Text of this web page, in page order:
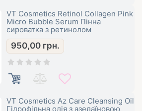
VT Cosmetics Retinol Collagen Pink
Micro Bubble Serum Пінна
сироватка з ретинолом
950,00 грн.
VT Cosmetics Az Care Cleansing Oil
Гідрофільна олія з азелаїновою